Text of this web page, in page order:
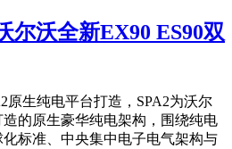
尔沃全新EX90 ES90双
原生纯电平台打造，SPA2为沃尔
的原生豪华纯电架构，围绕纯电
标准、中央集中电子电气架构与